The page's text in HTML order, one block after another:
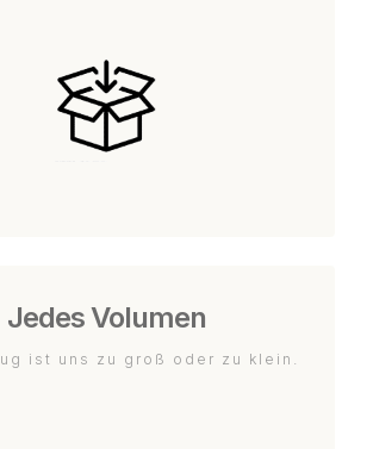
Jedes Volumen
ist uns zu groß oder zu klein.